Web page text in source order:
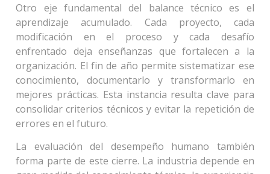
Otro eje fundamental del balance técnico es el
aprendizaje acumulado. Cada proyecto, cada
modificación en el proceso y cada desafío
enfrentado deja enseñanzas que fortalecen a la
organización. El fin de año permite sistematizar ese
conocimiento, documentarlo y transformarlo en
mejores prácticas. Esta instancia resulta clave para
consolidar criterios técnicos y evitar la repetición de
errores en el futuro.
La evaluación del desempeño humano también
forma parte de este cierre. La industria depende en